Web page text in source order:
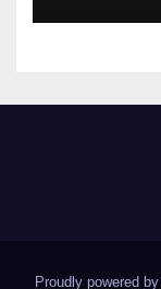
Proudly powered